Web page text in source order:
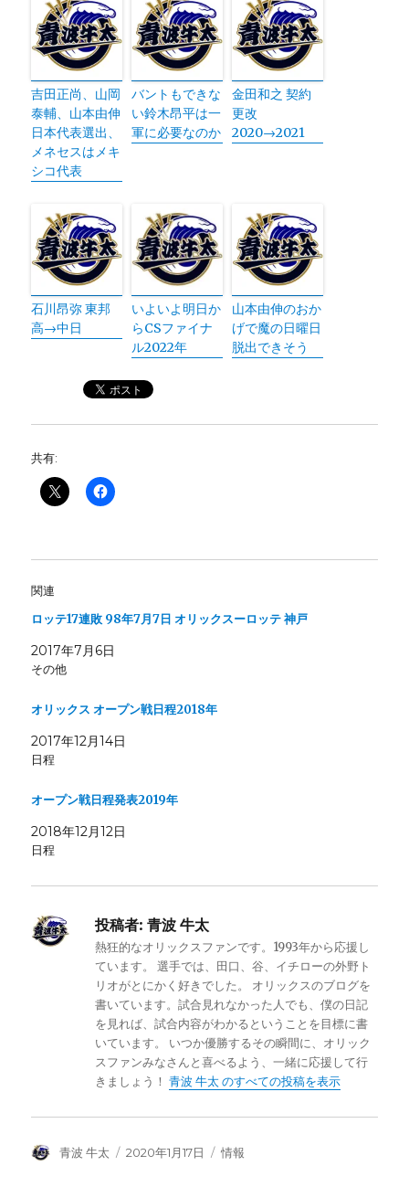
吉田正尚、山岡
泰輔、山本由伸
日本代表選出、
メネセスはメキ
シコ代表
バントもできな
い鈴木昂平は一
軍に必要なのか
金田和之 契約
更改
2020→2021
石川昂弥 東邦
高→中日
いよいよ明日か
らCSファイナ
ル2022年
山本由伸のおか
げで魔の日曜日
脱出できそう
共有:
関連
ロッテ17連敗 98年7月7日 オリックスーロッテ 神戸
2017年7月6日
その他
オリックス オープン戦日程2018年
2017年12月14日
日程
オープン戦日程発表2019年
2018年12月12日
日程
投稿者: 青波 牛太
熱狂的なオリックスファンです。1993年から応援し
ています。 選手では、田口、谷、イチローの外野ト
リオがとにかく好きでした。 オリックスのブログを
書いています。試合見れなかった人でも、僕の日記
を見れば、試合内容がわかるということを目標に書
いています。 いつか優勝するその瞬間に、オリック
スファンみなさんと喜べるよう、一緒に応援して行
きましょう！青波 牛太 のすべての投稿を表示
投
青波 牛太
投
2020年1月17日
カ
情報